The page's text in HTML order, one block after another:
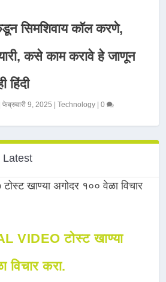
सिमशिवाय कॉल करणे,
कसे काम करावे हे जाणून
हिंदी
|फेब्रुवारी 9, 2025 |Technology |0
Latest
VIDEO टोस्ट खाण्या
विचार करा.